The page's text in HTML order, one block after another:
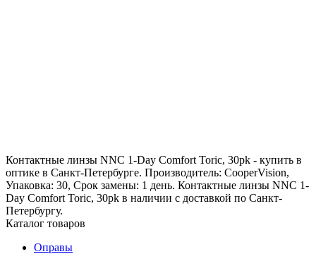
Контактные линзы NNC 1-Day Comfort Toric, 30pk - купить в
оптике в Санкт-Петербурге. Производитель: CooperVision,
Упаковка: 30, Срок замены: 1 день. Контактные линзы NNC 1-
Day Comfort Toric, 30pk в наличии с доставкой по Санкт-
Петербургу.
Каталог товаров
Оправы